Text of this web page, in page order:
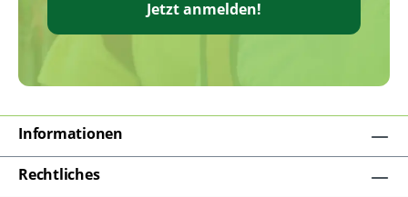
Jetzt anmelden!
Informationen
Rechtliches